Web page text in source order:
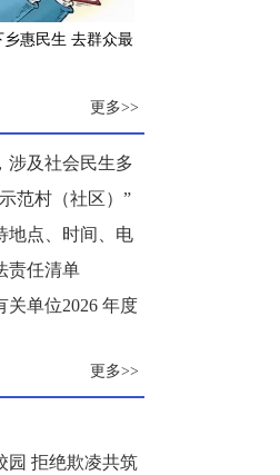
乡惠民生 去群众最
更多>>
涉及社会民生多
范村（社区）”
地点、时间、电
责任清单
关单位2026 年度
更多>>
园 拒绝欺凌共筑